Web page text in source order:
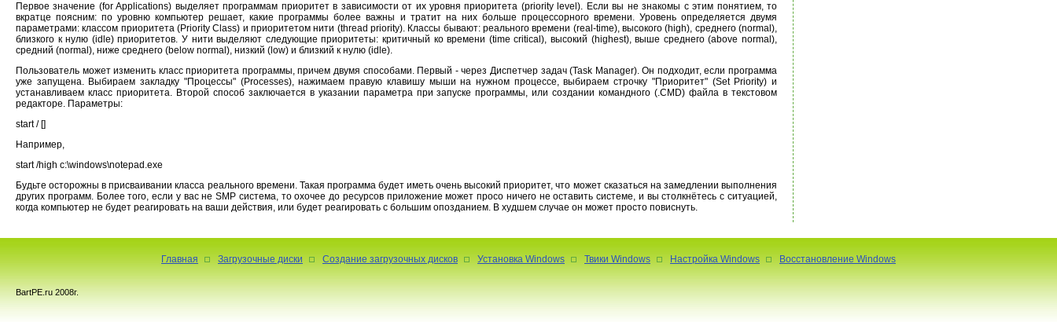
Первое значение (for Applications) выделяет программам приоритет в зависимости от их уровня приоритета (priority level). Если вы не знакомы с этим понятием, то
вкратце поясним: по уровню компьютер решает, какие программы более важны и тратит на них больше процессорного времени. Уровень определяется двумя
параметрами: классом приоритета (Priority Class) и приоритетом нити (thread priority). Классы бывают: реального времени (real-time), высокого (high), среднего (normal),
близкого к нулю (idle) приоритетов. У нити выделяют следующие приоритеты: критичный ко времени (time critical), высокий (highest), выше среднего (above normal),
средний (normal), ниже среднего (below normal), низкий (low) и близкий к нулю (idle).
Пользователь может изменить класс приоритета программы, причем двумя способами. Первый - через Диспетчер задач (Task Manager). Он подходит, если программа
уже запущена. Выбираем закладку "Процессы" (Processes), нажимаем правую клавишу мыши на нужном процессе, выбираем строчку "Приоритет" (Set Priority) и
устанавливаем класс приоритета. Второй способ заключается в указании параметра при запуске программы, или создании командного (.CMD) файла в текстовом
редакторе. Параметры:
start / []
Например,
start /high c:\windows\notepad.exe
Будьте осторожны в присваивании класса реального времени. Такая программа будет иметь очень высокий приоритет, что может сказаться на замедлении выполнения
других программ. Более того, если у вас не SMP система, то охочее до ресурсов приложение может просо ничего не оставить системе, и вы столкнётесь с ситуацией,
когда компьютер не будет реагировать на ваши действия, или будет реагировать с большим опозданием. В худшем случае он может просто повиснуть.
Главная Загрузочные диски Создание загрузочных дисков Установка Windows Твики Windows Настройка Windows Восстановление Windows
BartPE.ru 2008г.